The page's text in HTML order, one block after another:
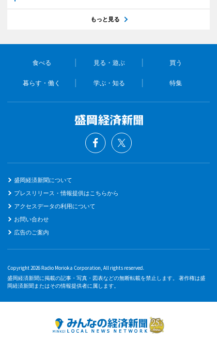
もっと見る
食べる 見る・遊ぶ 買う
暮らす・働く 学ぶ・知る 特集
盛岡経済新聞について
プレスリリース・情報提供はこちらから
アクセスデータの利用について
お問い合わせ
広告のご案内
Copyright 2026 Radio Morioka Corporation, All rights reserved.
盛岡経済新聞に掲載の記事・写真・図表などの無断転載を禁止します。 著作権は盛
岡経済新聞またはその情報提供者に属します。